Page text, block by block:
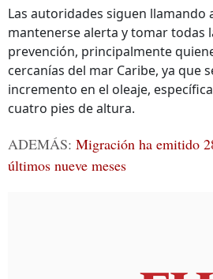
Las autoridades siguen llamando
mantenerse alerta y tomar todas
prevención, principalmente
cercanías del mar Caribe, ya que
incremento en el oleaje,
cuatro pies de altura.
ADEMÁS: Migración ha emitido
últimos nueve meses